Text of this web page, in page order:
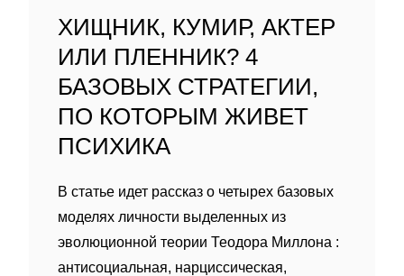
ХИЩНИК, КУМИР, АКТЕР
ИЛИ ПЛЕННИК? 4
БАЗОВЫХ СТРАТЕГИИ,
ПО КОТОРЫМ ЖИВЕТ
ПСИХИКА
В статье идет рассказ о четырех базовых
моделях личности выделенных из
эволюционной теории Теодора Миллона :
антисоциальная, нарциссическая,